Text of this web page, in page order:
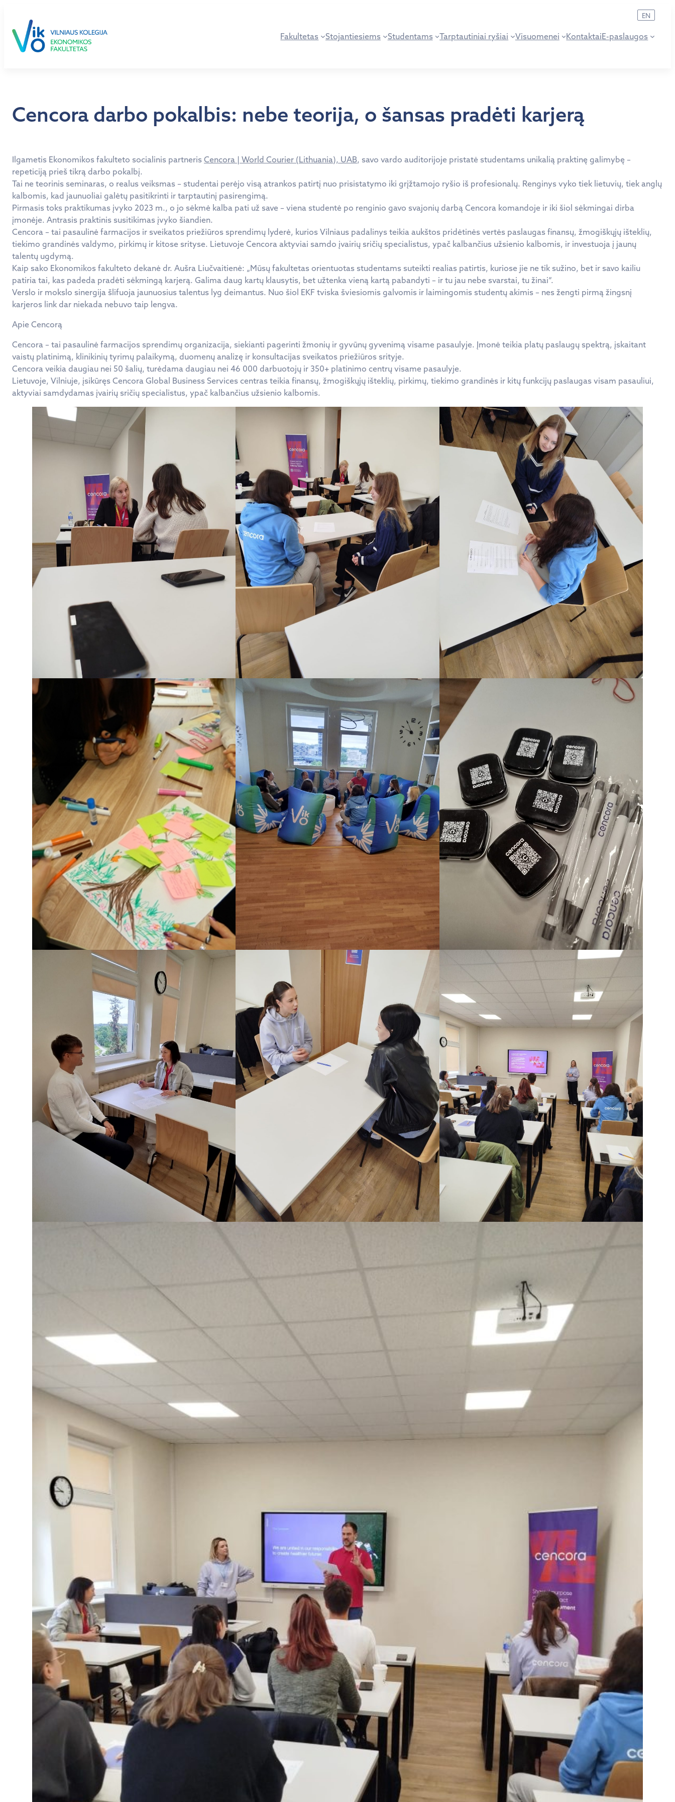
turinio
Fakultetas Stojantiesiems Studentams Tarptautiniai ryšiai Visuomenei KontaktaiE-paslaugos
EN
Cencora darbo pokalbis: nebe teorija, o šansas pradėti karjerą
Ilgametis Ekonomikos fakulteto socialinis partneris Cencora | World Courier (Lithuania), UAB, savo vardo auditorijoje pristatė studentams unikalią praktinę galimybę –
repeticiją prieš tikrą darbo pokalbį.
Tai ne teorinis seminaras, o realus veiksmas – studentai perėjo visą atrankos patirtį nuo prisistatymo iki grįžtamojo ryšio iš profesionalų. Renginys vyko tiek lietuvių, tiek anglų
kalbomis, kad jaunuoliai galėtų pasitikrinti ir tarptautinį pasirengimą.
Pirmasis toks praktikumas įvyko 2023 m., o jo sėkmė kalba pati už save – viena studentė po renginio gavo svajonių darbą Cencora komandoje ir iki šiol sėkmingai dirba
įmonėje. Antrasis praktinis susitikimas įvyko šiandien.
Cencora – tai pasaulinė farmacijos ir sveikatos priežiūros sprendimų lyderė, kurios Vilniaus padalinys teikia aukštos pridėtinės vertės paslaugas finansų, žmogiškųjų išteklių,
tiekimo grandinės valdymo, pirkimų ir kitose srityse. Lietuvoje Cencora aktyviai samdo įvairių sričių specialistus, ypač kalbančius užsienio kalbomis, ir investuoja į jaunų
talentų ugdymą.
Kaip sako Ekonomikos fakulteto dekanė dr. Aušra Liučvaitienė: „Mūsų fakultetas orientuotas studentams suteikti realias patirtis, kuriose jie ne tik sužino, bet ir savo kailiu
patiria tai, kas padeda pradėti sėkmingą karjerą. Galima daug kartų klausytis, bet užtenka vieną kartą pabandyti – ir tu jau nebe svarstai, tu žinai“.
Verslo ir mokslo sinergija šlifuoja jaunuosius talentus lyg deimantus. Nuo šiol EKF tviska šviesiomis galvomis ir laimingomis studentų akimis – nes žengti pirmą žingsnį
karjeros link dar niekada nebuvo taip lengva.
Apie Cencorą
Cencora – tai pasaulinė farmacijos sprendimų organizacija, siekianti pagerinti žmonių ir gyvūnų gyvenimą visame pasaulyje. Įmonė teikia platų paslaugų spektrą, įskaitant
vaistų platinimą, klinikinių tyrimų palaikymą, duomenų analizę ir konsultacijas sveikatos priežiūros srityje.
Cencora veikia daugiau nei 50 šalių, turėdama daugiau nei 46 000 darbuotojų ir 350+ platinimo centrų visame pasaulyje.
Lietuvoje, Vilniuje, įsikūręs Cencora Global Business Services centras teikia finansų, žmogiškųjų išteklių, pirkimų, tiekimo grandinės ir kitų funkcijų paslaugas visam pasauliui,
aktyviai samdydamas įvairių sričių specialistus, ypač kalbančius užsienio kalbomis.